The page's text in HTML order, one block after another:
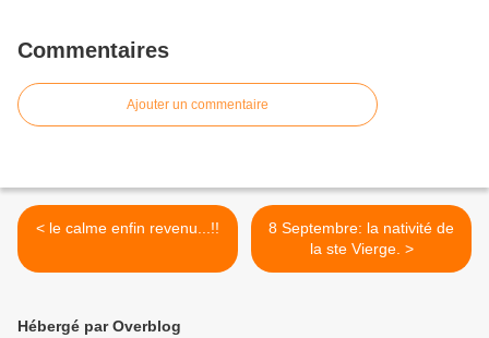
Commentaires
Ajouter un commentaire
< le calme enfin revenu...!!
8 Septembre: la nativité de
la ste Vierge. >
Hébergé par Overblog